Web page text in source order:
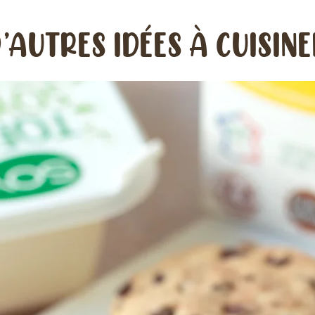
IDÉES À